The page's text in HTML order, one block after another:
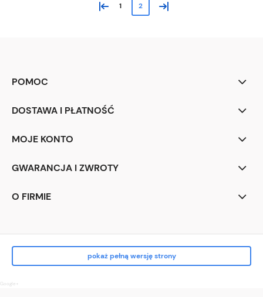
« 1 2 »
POMOC
DOSTAWA I PŁATNOŚĆ
MOJE KONTO
GWARANCJA I ZWROTY
O FIRMIE
pokaż pełną wersję strony
Google+